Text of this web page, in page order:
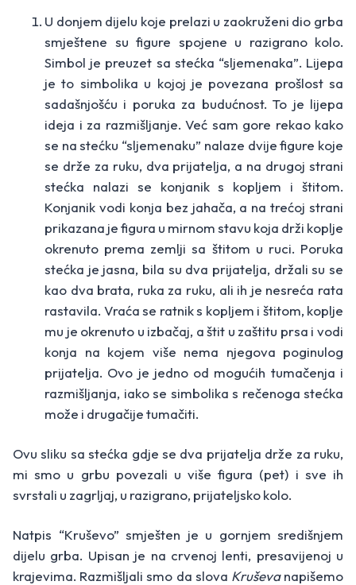
U donjem dijelu koje prelazi u zaokruženi dio grba
smještene su figure spojene u razigrano kolo.
Simbol je preuzet sa stećka “sljemenaka”. Lijepa
je to simbolika u kojoj je povezana prošlost sa
sadašnjošću i poruka za budućnost. To je lijepa
ideja i za razmišljanje. Već sam gore rekao kako
se na stećku “sljemenaku” nalaze dvije figure koje
se drže za ruku, dva prijatelja, a na drugoj strani
stećka nalazi se konjanik s kopljem i štitom.
Konjanik vodi konja bez jahača, a na trećoj strani
prikazana je figura u mirnom stavu koja drži koplje
okrenuto prema zemlji sa štitom u ruci. Poruka
stećka je jasna, bila su dva prijatelja, držali su se
kao dva brata, ruka za ruku, ali ih je nesreća rata
rastavila. Vraća se ratnik s kopljem i štitom, koplje
mu je okrenuto u izbačaj, a štit u zaštitu prsa i vodi
konja na kojem više nema njegova poginulog
prijatelja. Ovo je jedno od mogućih tumačenja i
razmišljanja, iako se simbolika s rečenoga stećka
može i drugačije tumačiti.
Ovu sliku sa stećka gdje se dva prijatelja drže za ruku,
mi smo u grbu povezali u više figura (pet) i sve ih
svrstali u zagrljaj, u razigrano, prijateljsko kolo.
Natpis “Kruševo” smješten je u gornjem središnjem
dijelu grba. Upisan je na crvenoj lenti, presavijenoj u
krajevima. Razmišljali smo da slova Kruševanapišemo